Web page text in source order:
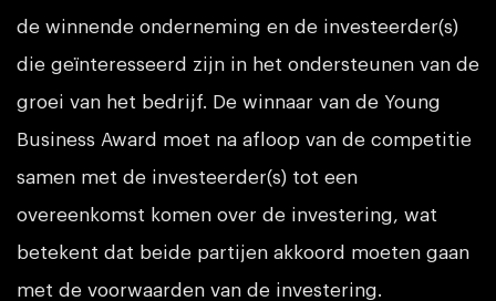
de winnende onderneming en de investeerder(s)
die geïnteresseerd zijn in het ondersteunen van de
groei van het bedrijf. De winnaar van de Young
Business Award moet na afloop van de competitie
samen met de investeerder(s) tot een
overeenkomst komen over de investering, wat
betekent dat beide partijen akkoord moeten gaan
met de voorwaarden van de investering.